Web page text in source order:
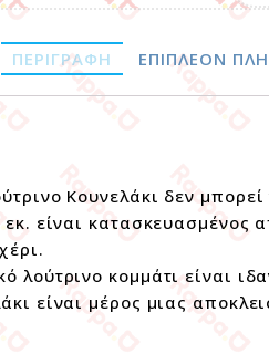
ΠΕΡΙΓΡΑΦΉ ΕΠΙΠΛΈΟΝ
Κουνελάκι δεν
είναι κατασκευασμένος
λούτρινο κομμάτι είναι
είναι μέρος μιας